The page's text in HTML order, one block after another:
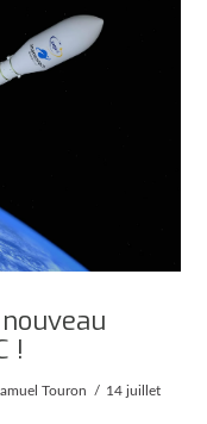
!
Touron
14 juillet